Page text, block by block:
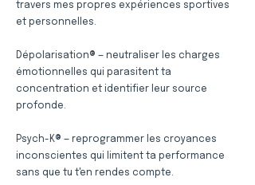
travers mes propres expériences sportives
et personnelles.
Dépolarisation® — neutraliser les charges
émotionnelles qui parasitent ta
concentration et identifier leur source
profonde.
Psych-K® — reprogrammer les croyances
inconscientes qui limitent ta performance
sans que tu t'en rendes compte.